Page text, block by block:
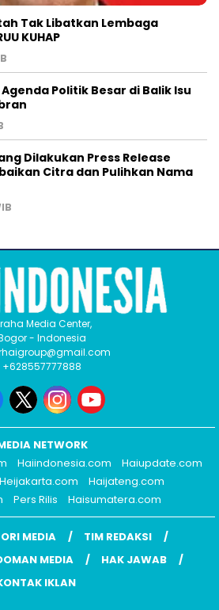
Tak Libatkan Lembaga
KUHAP
Politik Besar di Balik Isu
Dilakukan Press Release
Citra dan Pulihkan Nama
Media Center,
- Indonesia
+628557777888
NETWORK
Haiindonesia.com
Haiupdate.com
Heijakarta.com
Haijateng.com
Pers Rilis Haisumatera.com
MEDIA
TIM REDAKSI
MEDIA
HAK JAWAB
IKLAN